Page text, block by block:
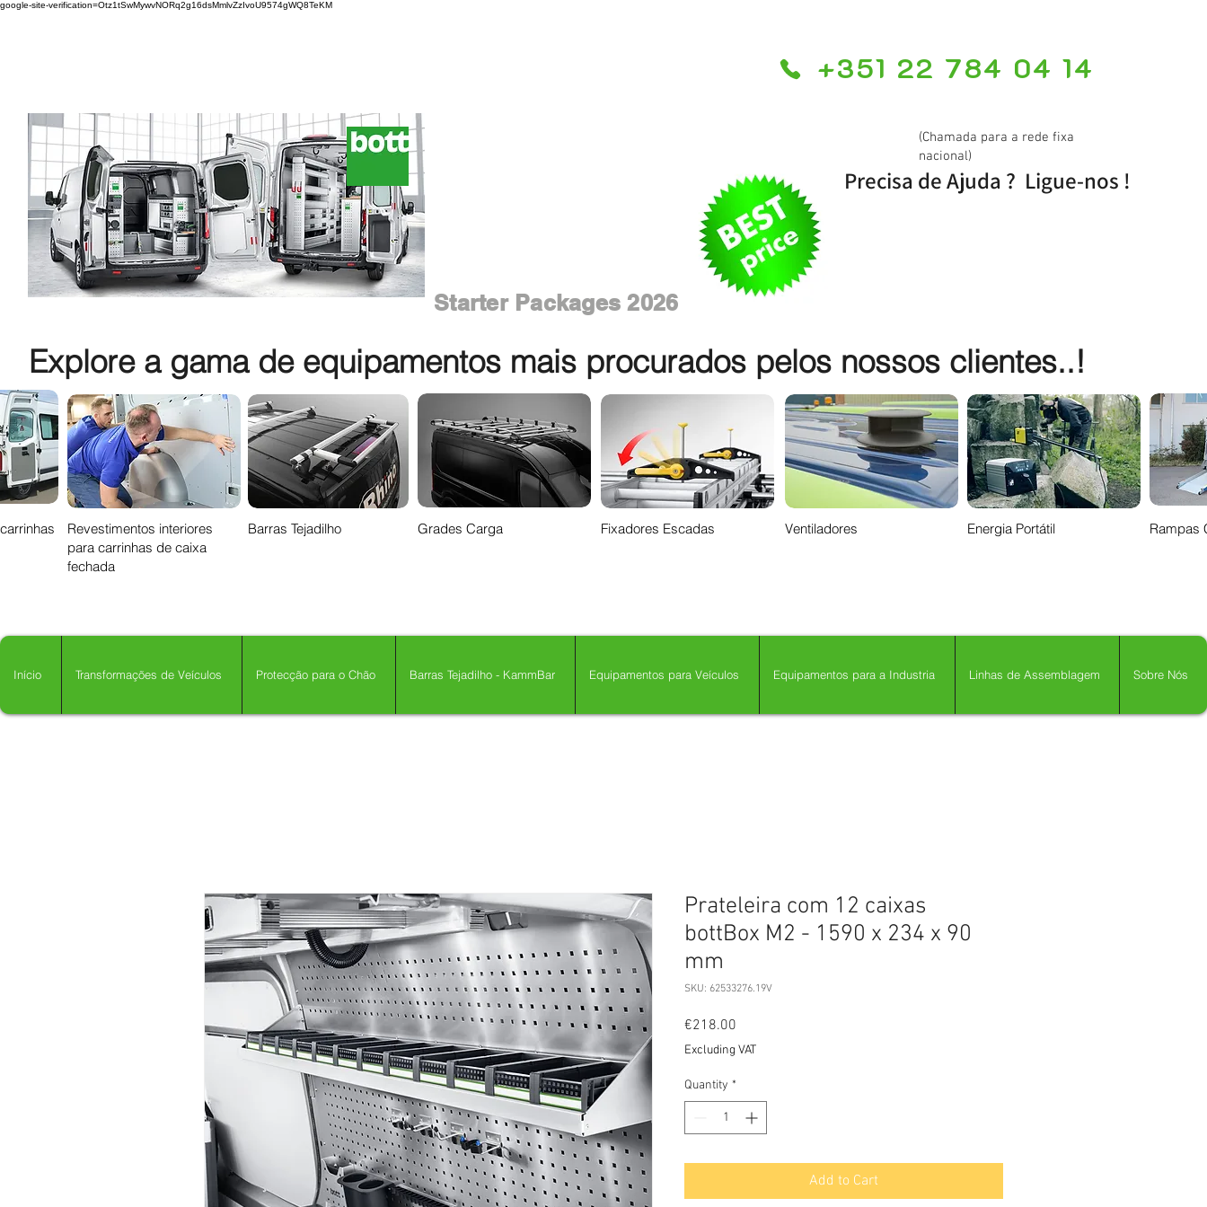
google-site-verification=Otz1tSwMywvNORq2g16dsMmlvZzIvoU9574gWQ8TeKM
+351 22 784 04 14
Starter Packages 2026
(Chamada para a rede fixa
nacional)
Precisa de Ajuda ? Ligue-nos !
Explore a gama de equipamentos mais procurados pelos nossos clientes..!
Revestimentos interiores
para carrinhas de caixa
fechada
Barras Tejadilho Grades Carga Fixadores Escadas Ventiladores Energia Portátil Rampas
Início Transformações de Veículos Protecção para o Chão Barras Tejadilho - KammBar Equipamentos para Veículos Equipamentos para a Industria Linhas de Assemblagem Sobre Nós
Prateleira com 12 caixas
bottBox M2 - 1590 x 234 x 90
mm
SKU: 62533276.19V
€218.00
Excluding VAT
Quantity *
Add to Cart